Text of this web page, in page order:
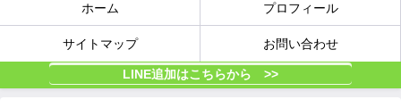
ホーム プロフィール
サイトマップ お問い合わせ
LINE追加はこちらから >>